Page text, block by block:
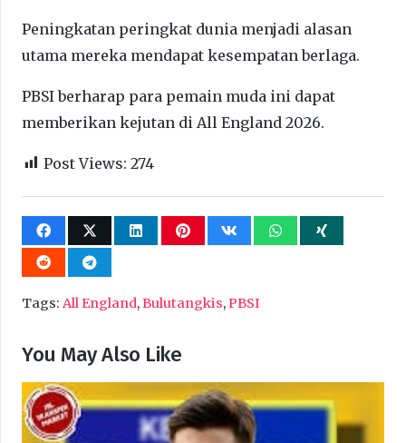
Peningkatan peringkat dunia menjadi alasan
utama mereka mendapat kesempatan berlaga.
PBSI berharap para pemain muda ini dapat
memberikan kejutan di All England 2026.
Post Views: 274
Tags: All England,Bulutangkis,PBSI
You May Also Like